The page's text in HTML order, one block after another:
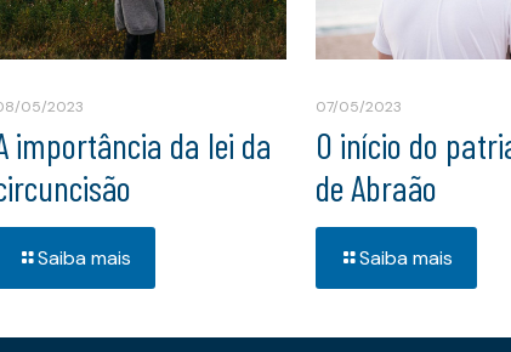
05/2023
importância da lei da
Saiba mais
07/05/2023
O início do
de Abraão
Saiba mais